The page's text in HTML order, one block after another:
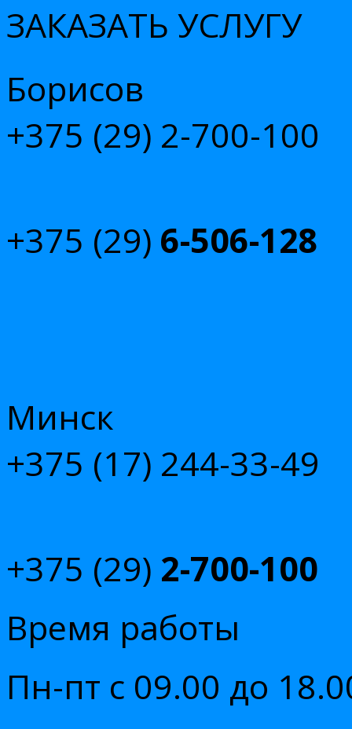
ЗАКАЗАТЬ УСЛУГУ
Борисов
+375 (29) 2-700-100
+375 (29) 6-506-128
Минск
+375 (17) 244-33-49
+375 (29) 2-700-100
Время работы
Пн-пт с 09.00 до